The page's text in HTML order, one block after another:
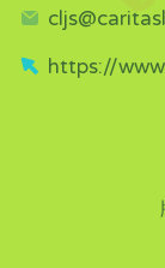
https://